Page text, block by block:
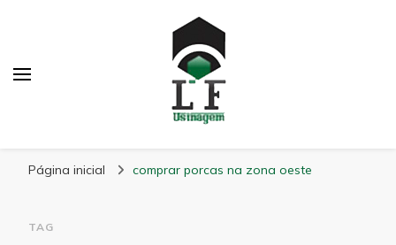
Página inicial comprar porcas na zona oeste
TAG